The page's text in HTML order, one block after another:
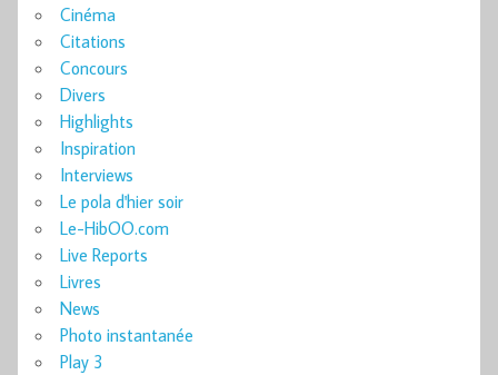
Cinéma
Citations
Concours
Divers
Highlights
Inspiration
Interviews
Le pola d'hier soir
Le-HibOO.com
Live Reports
Livres
News
Photo instantanée
Play 3